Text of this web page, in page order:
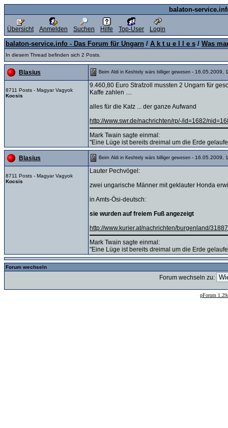
balaton-
Übersicht Anmelden Suchen Hilfe Top-User Login
balaton-service.info - Das Forum für Ungarn / A k t u e l l e s / Was
In diesem Thread befinden sich 2 Posts.
Blasius Beim Aldi in Keshtely wärs billiger gewesen - 16.05.2009,
8711 Posts - Magyar Vagyok
Kocsis
9.460,80 Euro Strafzoll mussten 2 Ungarn für
Kaffe zahlen ....
alles für die Katz ... der ganze Aufwand
http://www.swr.de/nachrichten/rp/-/id=1682/
Mark Twain sagte einmal:
"Eine Lüge ist bereits dreimal um die Erde
Blasius Beim Aldi in Keshtely wärs billiger gewesen - 16.05.2009,
8711 Posts - Magyar Vagyok
Kocsis
Lauter Pechvögel:
zwei ungarische Männer mit geklauter Honda
in Amts-Ösi-deutsch:
sie wurden auf freiem Fuß angezeigt
http://www.kurier.at/nachrichten/burgenland/
Mark Twain sagte einmal:
"Eine Lüge ist bereits dreimal um die Erde
Forum wechseln
Forum wechseln zu:
pForum